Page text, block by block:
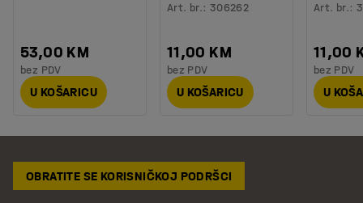
53,00 KM
bez PDV
U KOŠARICU
Art. br.: 306262
11,00 KM
bez PDV
U KOŠARICU
Art. br.:
11,00
bez PDV
U
OBRATITE SE KORISNIČKOJ PODRŠCI